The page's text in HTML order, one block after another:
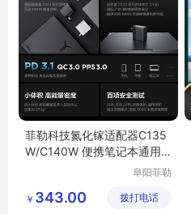
菲勒科技氮化镓适配器C135
W/C140W 便携笔记本通用
阜阳菲勒
公司
￥ 343.00 拨打电话